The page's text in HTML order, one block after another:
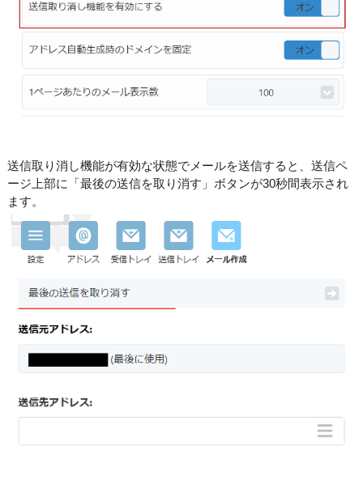
送信取り消し機能が有効な状態でメールを送信すると、送信ペ
ージ上部に「最後の送信を取り消す」ボタンが30秒間表示され
ます。